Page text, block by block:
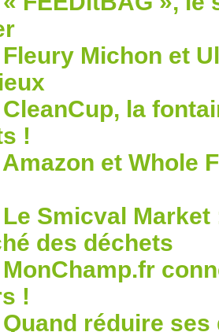
Fleury Michon et
CleanCup, la
!
Amazon et Whole
Le Smicval
des déchets
MonChamp.fr
!
Quand réduire